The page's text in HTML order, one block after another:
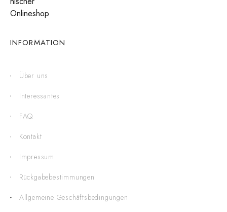
INFORMATION
Über uns
Interessantes
FAQ
Kontakt
Impressum
Rückgabebestimmungen
Allgemeine Geschäftsbedingungen